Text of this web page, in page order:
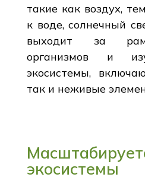
такие как воздух,
к воде, солнечный
выходит за
организмов и
экосистемы,
так и неживые
экосистемы